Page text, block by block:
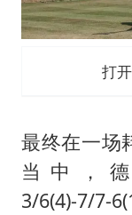
打
最终在一场
当中，德
3/6(4)-7/7-